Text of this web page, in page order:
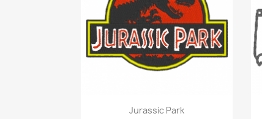
Aperçu rapide
Jurassic Park